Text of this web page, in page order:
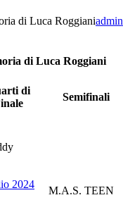
di Luca Roggianiadmin
di Luca Roggiani
di
Semifinali
2024
M.A.S. TEEN